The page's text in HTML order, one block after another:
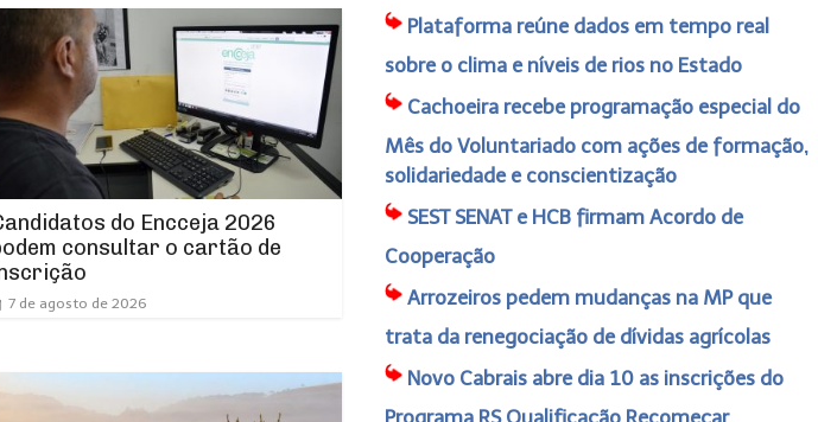
do Encceja 2026
consultar o cartão de
7 de agosto de 2026
Plataforma reúne dados em tempo real
sobre o clima e níveis de rios no Estado
Cachoeira recebe programação especial do
Mês do Voluntariado com ações de formação,
solidariedade e conscientização
SEST SENAT e HCB firmam Acordo de
Cooperação
Arrozeiros pedem mudanças na MP que
trata da renegociação de dívidas agrícolas
Novo Cabrais abre dia 10 as inscrições do
Programa RS Qualificação Recomeçar